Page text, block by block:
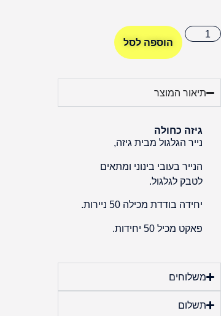
הוספה לסל
תיאור המוצר
גיזה כחולה
נייר הגלגול מבית גיזה,
הנייר בעובי בינוני ומתאים
לטבק לגלגול.
יחידה בודדת מכילה 50 ניירות.
פאקט מכיל 50 יחידות.
משלוחים
תשלום